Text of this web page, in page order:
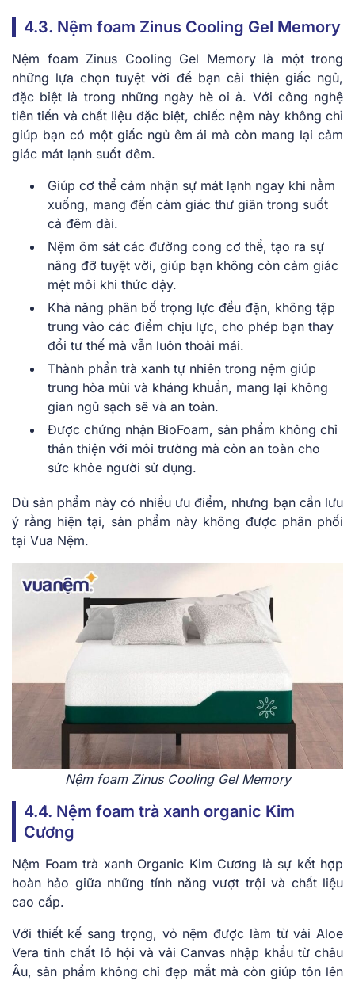
4.3. Nệm foam Zinus Cooling Gel Memory
Nệm foam Zinus Cooling Gel Memory là một trong
những lựa chọn tuyệt vời để bạn cải thiện giấc ngủ,
đặc biệt là trong những ngày hè oi ả. Với công nghệ
tiên tiến và chất liệu đặc biệt, chiếc nệm này không chỉ
giúp bạn có một giấc ngủ êm ái mà còn mang lại cảm
giác mát lạnh suốt đêm.
Giúp cơ thể cảm nhận sự mát lạnh ngay khi nằm
xuống, mang đến cảm giác thư giãn trong suốt
cả đêm dài.
Nệm ôm sát các đường cong cơ thể, tạo ra sự
nâng đỡ tuyệt vời, giúp bạn không còn cảm giác
mệt mỏi khi thức dậy.
Khả năng phân bố trọng lực đều đặn, không tập
trung vào các điểm chịu lực, cho phép bạn thay
đổi tư thế mà vẫn luôn thoải mái.
Thành phần trà xanh tự nhiên trong nệm giúp
trung hòa mùi và kháng khuẩn, mang lại không
gian ngủ sạch sẽ và an toàn.
Được chứng nhận BioFoam, sản phẩm không chỉ
thân thiện với môi trường mà còn an toàn cho
sức khỏe người sử dụng.
Dù sản phẩm này có nhiều ưu điểm, nhưng bạn cần lưu
ý rằng hiện tại, sản phẩm này không được phân phối
tại Vua Nệm.
Nệm foam Zinus Cooling Gel Memory
4.4. Nệm foam trà xanh organic Kim
Cương
Nệm Foam trà xanh Organic Kim Cương là sự kết hợp
hoàn hảo giữa những tính năng vượt trội và chất liệu
cao cấp.
Với thiết kế sang trọng, vỏ nệm được làm từ vải Aloe
Vera tinh chất lô hội và vải Canvas nhập khẩu từ châu
Âu, sản phẩm không chỉ đẹp mắt mà còn giúp tôn lên